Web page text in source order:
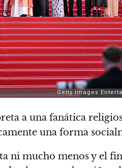
a una fanática
una forma
ni mucho menos y el